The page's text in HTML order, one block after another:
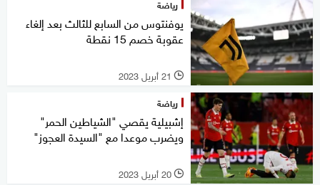
رياضة
يوفنتوس من السابع للثالث بعد إلغاء
عقوبة خصم 15 نقطة
l 21 أبريل 2023
رياضة
إشبيلية يقصي "الشياطين الحمر"
ويضرب موعدا مع "السيدة العجوز"
l 20 أبريل 2023